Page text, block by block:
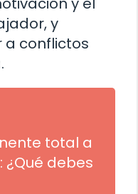
y
conflictos
total a
¿Qué debes